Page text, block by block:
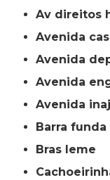
av direitos
avenida
avenida
avenida
avenida
barra funda
bras leme